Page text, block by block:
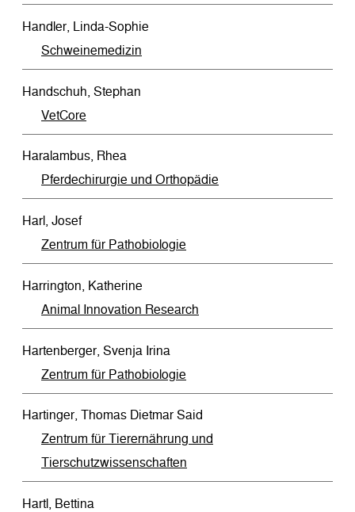
Handler, Linda-Sophie
Schweinemedizin
Handschuh, Stephan
VetCore
Haralambus, Rhea
Pferdechirurgie und Orthopädie
Harl, Josef
Zentrum für Pathobiologie
Harrington, Katherine
Animal Innovation Research
Hartenberger, Svenja Irina
Zentrum für Pathobiologie
Hartinger, Thomas Dietmar Said
Zentrum für Tierernährung und
Tierschutzwissenschaften
Hartl, Bettina